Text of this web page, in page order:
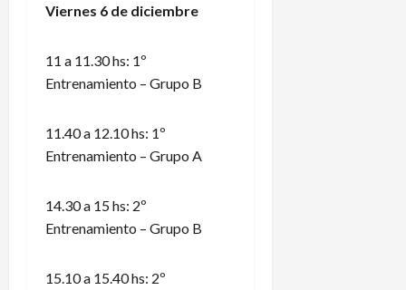
Viernes 6 de diciembre
11 a 11.30 hs: 1º
Entrenamiento – Grupo B
11.40 a 12.10 hs: 1º
Entrenamiento – Grupo A
14.30 a 15 hs: 2º
Entrenamiento – Grupo B
15.10 a 15.40 hs: 2º